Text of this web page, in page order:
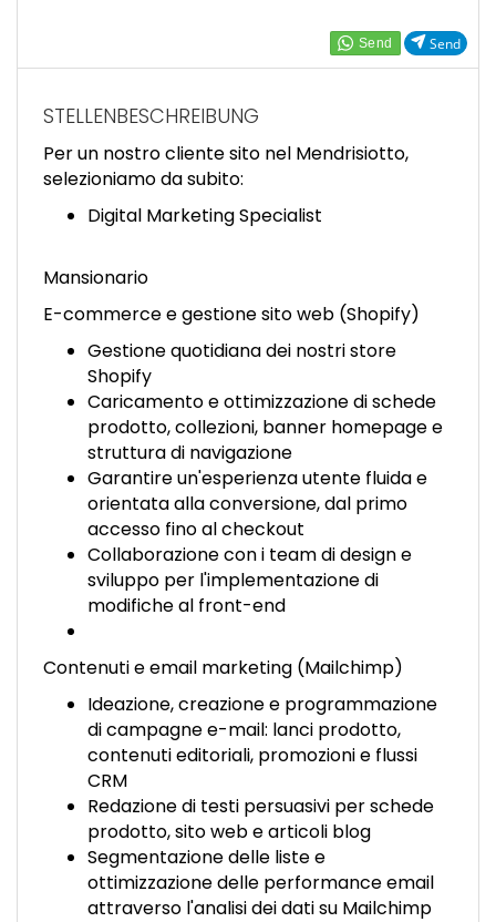
EN
IT
DE
ES
PT
Send
STELLENBESCHREIBUNG
Per un nostro cliente sito nel Mendrisiotto,
selezioniamo da subito:
Digital Marketing Specialist
Mansionario
E-commerce e gestione sito web (Shopify)
Gestione quotidiana dei nostri store
Shopify
Caricamento e ottimizzazione di schede
prodotto, collezioni, banner homepage e
struttura di navigazione
Garantire un'esperienza utente fluida e
orientata alla conversione, dal primo
accesso fino al checkout
Collaborazione con i team di design e
sviluppo per l'implementazione di
modifiche al front-end
Contenuti e email marketing (Mailchimp)
Ideazione, creazione e programmazione
di campagne e-mail: lanci prodotto,
contenuti editoriali, promozioni e flussi
CRM
Redazione di testi persuasivi per schede
prodotto, sito web e articoli blog
Segmentazione delle liste e
ottimizzazione delle performance email
attraverso l'analisi dei dati su Mailchimp